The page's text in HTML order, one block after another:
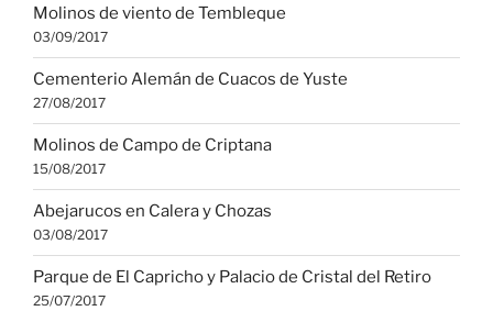
Molinos de viento de Tembleque
03/09/2017
Cementerio Alemán de Cuacos de Yuste
27/08/2017
Molinos de Campo de Criptana
15/08/2017
Abejarucos en Calera y Chozas
03/08/2017
Parque de El Capricho y Palacio de Cristal del Retiro
25/07/2017